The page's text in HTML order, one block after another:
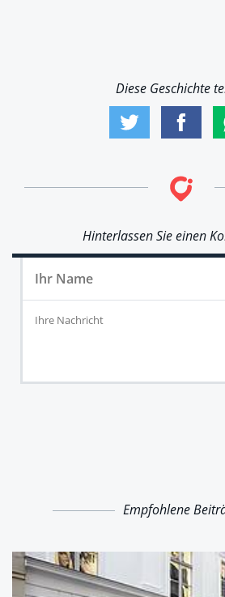
Diese Geschichte
Hinterlassen Sie einen
Empfohlene